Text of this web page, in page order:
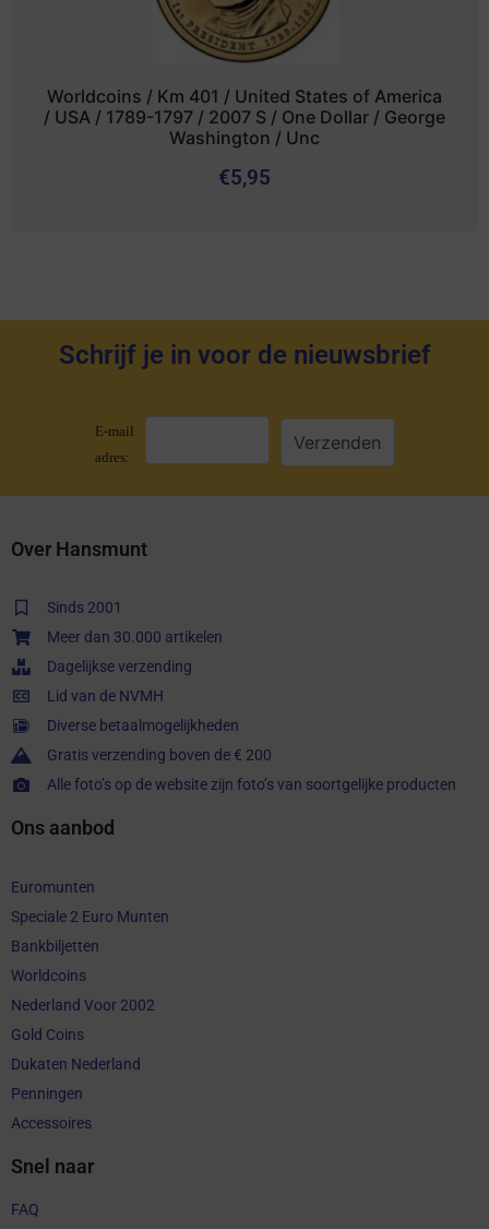
Worldcoins / Km 401 / United States of America
/ USA / 1789-1797 / 2007 S / One Dollar / George
Washington / Unc
€5,95
Schrijf je in voor de nieuwsbrief
E-mail
adres:
Over Hansmunt
Sinds 2001
Meer dan 30.000 artikelen
Dagelijkse verzending
Lid van de NVMH
Diverse betaalmogelijkheden
Gratis verzending boven de € 200
Alle foto’s op de website zijn foto’s van soortgelijke producten
Ons aanbod
Euromunten
Speciale 2 Euro Munten
Bankbiljetten
Worldcoins
Nederland Voor 2002
Gold Coins
Dukaten Nederland
Penningen
Accessoires
Snel naar
FAQ